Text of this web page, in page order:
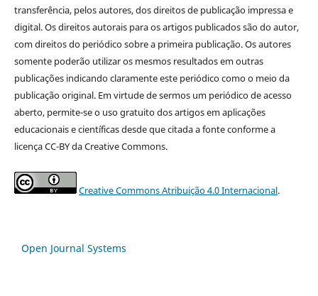
transferência, pelos autores, dos direitos de publicação impressa e
digital. Os direitos autorais para os artigos publicados são do autor,
com direitos do periódico sobre a primeira publicação. Os autores
somente poderão utilizar os mesmos resultados em outras
publicações indicando claramente este periódico como o meio da
publicação original. Em virtude de sermos um periódico de acesso
aberto, permite-se o uso gratuito dos artigos em aplicações
educacionais e científicas desde que citada a fonte conforme a
licença CC-BY da Creative Commons.
Creative Commons Atribuição 4.0 Internacional.
Open Journal Systems